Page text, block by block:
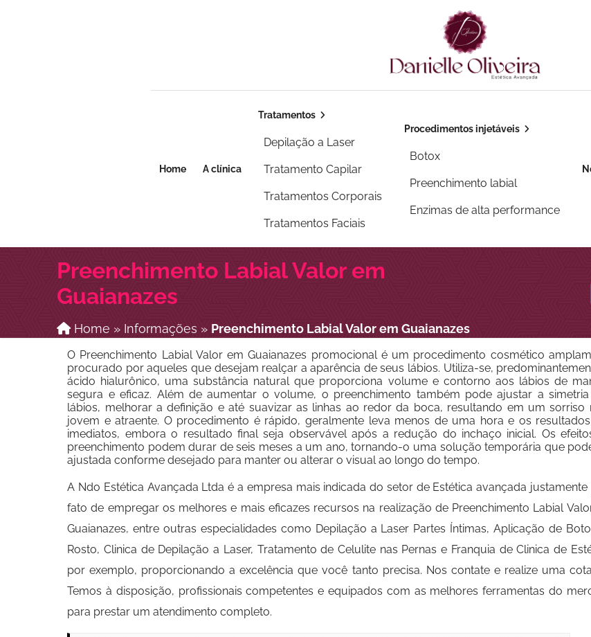
Home A clínica
Tratamentos
Depilação a Laser
Tratamento Capilar
Tratamentos Corporais
Tratamentos Faciais
Procedimentos injetáveis
Botox
Preenchimento labial
Enzimas de alta performance
Preenchimento Labial Valor em
Guaianazes
Home » Informações » Preenchimento Labial Valor em Guaianazes
O Preenchimento Labial Valor em Guaianazes promocional é um procedimento cosmético
procurado por aqueles que desejam realçar a aparência de seus lábios. Utiliza-se,
ácido hialurônico, uma substância natural que proporciona volume e contorno aos lábios de
segura e eficaz. Além de aumentar o volume, o preenchimento também pode ajustar a
lábios, melhorar a definição e até suavizar as linhas ao redor da boca, resultando em um sorriso
jovem e atraente. O procedimento é rápido, geralmente leva menos de uma hora e os
imediatos, embora o resultado final seja observável após a redução do inchaço inicial. Os
preenchimento podem durar de seis meses a um ano, tornando-o uma solução temporária que
ajustada conforme desejado para manter ou alterar o visual ao longo do tempo.
A Ndo Estética Avançada Ltda é a empresa mais indicada do setor de Estética avançada justamente
fato de empregar os melhores e mais eficazes recursos na realização de Preenchimento Labial
Guaianazes, entre outras especialidades como Depilação a Laser Partes Íntimas, Aplicação de
Rosto, Clinica de Depilação a Laser, Tratamento de Celulite nas Pernas e Franquia de Clinica de
por exemplo, proporcionando a excelência que você tanto precisa. Nos contate e realize uma
Temos à disposição, profissionais competentes e equipados com as melhores ferramentas do
para prestar um atendimento completo.